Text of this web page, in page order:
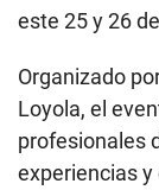
este 25 y 26
Organizado
Loyola, el
profesionales
experiencias